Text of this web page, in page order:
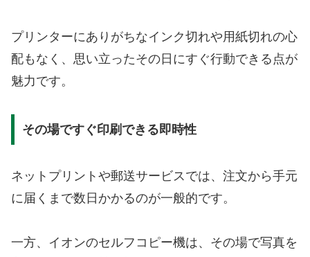
プリンターにありがちなインク切れや用紙切れの心
配もなく、思い立ったその日にすぐ行動できる点が
魅力です。
その場ですぐ印刷できる即時性
ネットプリントや郵送サービスでは、注文から手元
に届くまで数日かかるのが一般的です。
一方、イオンのセルフコピー機は、その場で写真を